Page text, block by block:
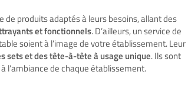
produits adaptés à leurs besoins, allant des
et fonctionnels. D’ailleurs, un service de
soient à l’image de votre établissement. Leur
sets et des tête-à-tête à usage unique. Ils sont
l’ambiance de chaque établissement.